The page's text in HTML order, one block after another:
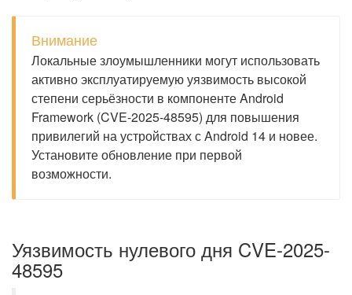
Внимание
Локальные злоумышленники могут использовать
активно эксплуатируемую уязвимость высокой
степени серьёзности в компоненте Android
Framework (CVE-2025-48595) для повышения
привилегий на устройствах с Android 14 и новее.
Установите обновление при первой
возможности.
Уязвимость нулевого дня CVE-2025-
48595